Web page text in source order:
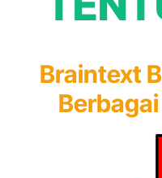
Braintext
Berbagai